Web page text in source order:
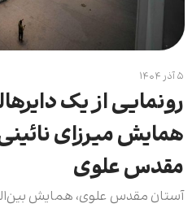
۵ آذر ۱۴۰۴
رونمایی از یک
همایش میرزای
مقدس علوی
آستان مقدس علوی، همایش